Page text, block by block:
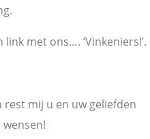
met ons…. ‘Vinkeniers!’.
rest mij u en uw geliefden